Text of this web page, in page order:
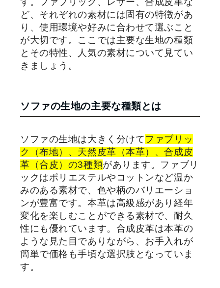
ど、それぞれの素材には固有の特徴があ
り、使用環境や好みに合わせて選ぶこと
が大切です。ここでは主要な生地の種類
とその特性、人気の素材について見てい
きましょう。
ソファの生地の主要な種類とは
ソファの生地は大きく分けてファブリッ
ク（布地）、天然皮革（本革）、合成皮
革（合皮）の3種類があります。ファブリ
ックはポリエステルやコットンなど温か
みのある素材で、色や柄のバリエーショ
ンが豊富です。本革は高級感があり経年
変化を楽しむことができる素材で、耐久
性にも優れています。合成皮革は本革の
ような見た目でありながら、お手入れが
簡単で価格も手頃な選択肢となっていま
す。